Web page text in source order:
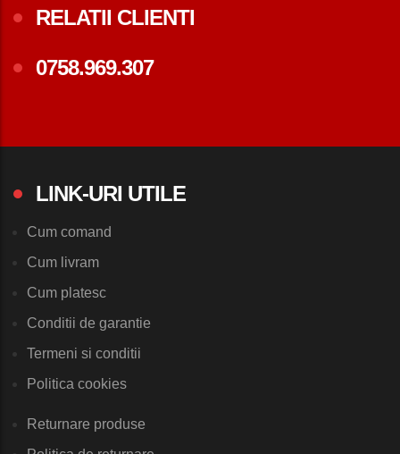
RELATII CLIENTI
0758.969.307
LINK-URI UTILE
Cum comand
Cum livram
Cum platesc
Conditii de garantie
Termeni si conditii
Politica cookies
Returnare produse